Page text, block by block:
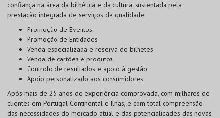
CARTÕES
PRODUTOS
confiança na área da bilhética e da cultura, sustentada pela
prestação integrada de serviços de qualidade:
Promoção de Eventos
Promoção de Entidades
Venda especializada e reserva de bilhetes
Venda de cartões e produtos
Controlo de resultados e apoio à gestão
Apoio personalizado aos consumidores
Após mais de 25 anos de experiência comprovada, com milhares de
clientes em Portugal Continental e Ilhas, e com total compreensão
das necessidades do mercado atual e das potencialidades das novas